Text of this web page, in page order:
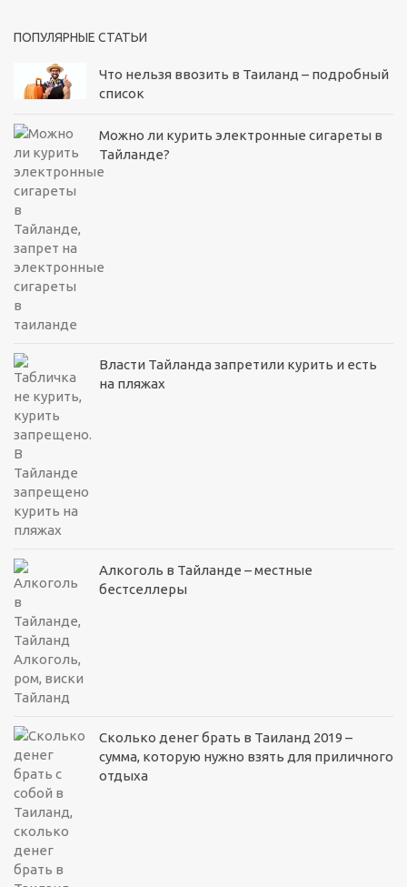
ПОПУЛЯРНЫЕ СТАТЬИ
Что нельзя ввозить в Таиланд – подробный
список
Можно ли курить электронные сигареты в
Тайланде?
Власти Тайланда запретили курить и есть
на пляжах
Алкоголь в Тайланде – местные
бестселлеры
Сколько денег брать в Таиланд 2019 –
сумма, которую нужно взять для приличного
отдыха